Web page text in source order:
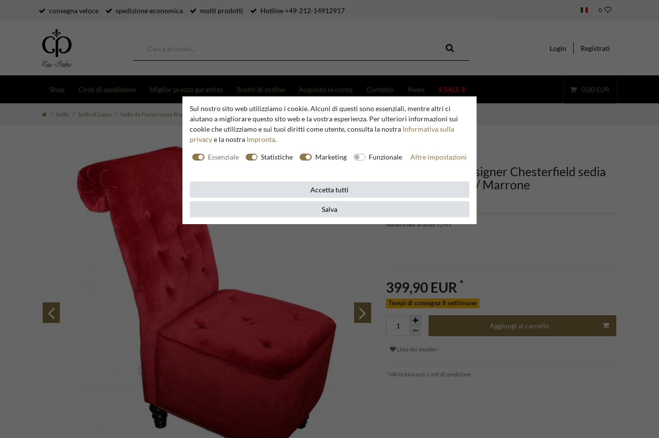
consegna veloce spedizione economica molti prodotti Hotline +49-212-14912917 0
Login Registrati
Shop Costi di spedizione Miglior prezzo garantito Sconti di ordine Acquisto in conto Contatto News $ SALE $ 0,00 EUR
Sedie Sedie di Lusso Sedie da Pranzo senza Braccioli
Casa Padrino Designer Chesterfield sedia
Bordeaux Rosso / Marrone
Numero dell'articolo92949
399,90 EUR *
Tempi di consegna 8 settimane
Aggiungi al carrello
Lista dei desideri
* IVA inclusa escl. Costi di spedizione
Sul nostro sito web utilizziamo i cookie. Alcuni di questi sono essenziali, mentre altri ci
aiutano a migliorare questo sito web e la vostra esperienza. Per ulteriori informazioni sui
cookie che utilizziamo e sui tuoi diritti come utente, consulta la nostra Informativa sulla
privacye la nostra Impronta.
Essenziale Statistiche Marketing Funzionale Altre impostazioni
Accetta tutti
Salva